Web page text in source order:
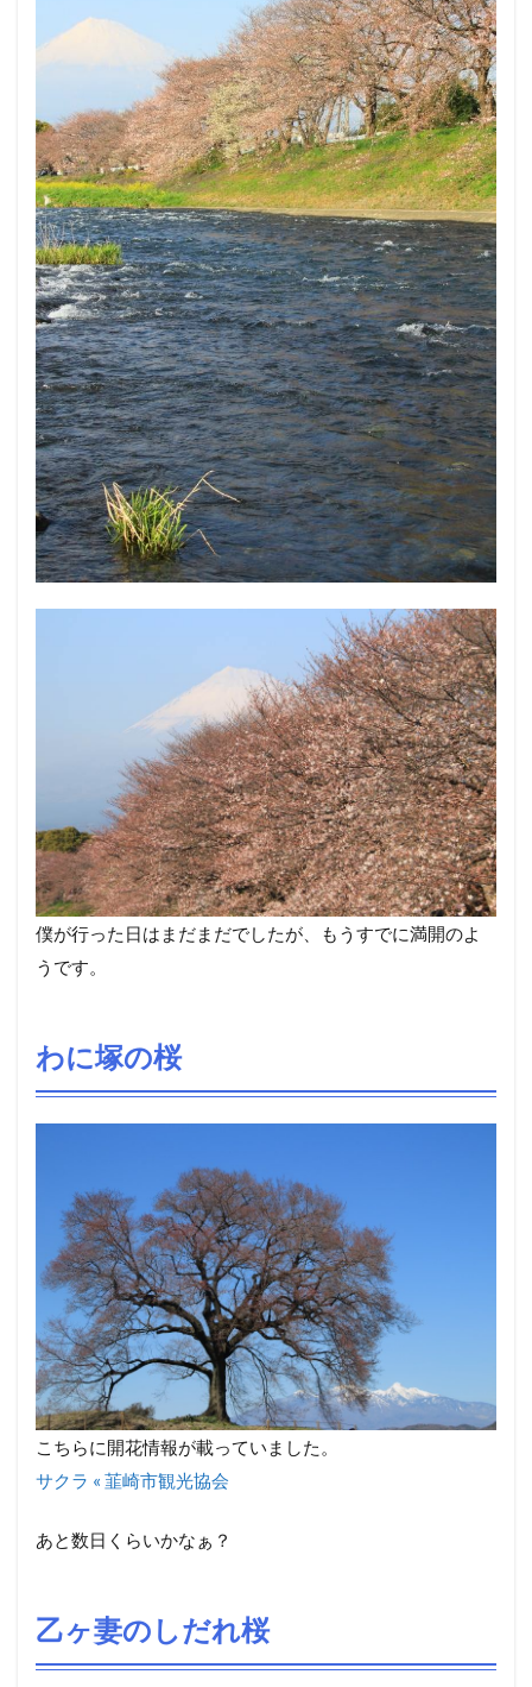
僕が行った日はまだまだでしたが、もうすでに満開のよ
うです。
わに塚の桜
こちらに開花情報が載っていました。
サクラ « 韮崎市観光協会
あと数日くらいかなぁ？
乙ヶ妻のしだれ桜